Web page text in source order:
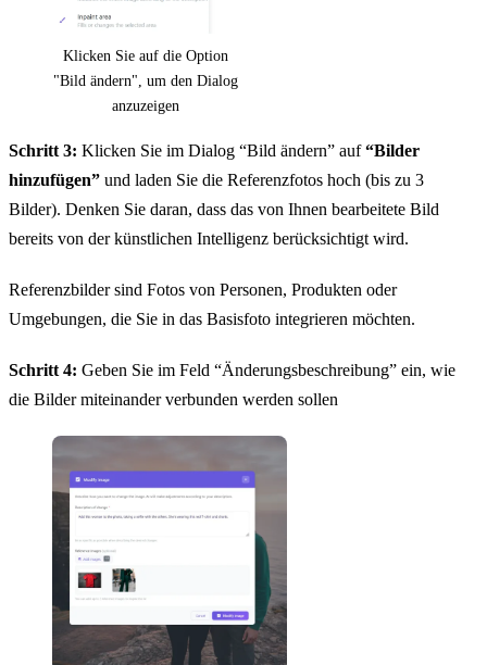
Klicken Sie auf die Option
"Bild ändern", um den Dialog
anzuzeigen
Schritt 3: Klicken Sie im Dialog “Bild ändern” auf“Bilder
hinzufügen” und laden Sie die Referenzfotos hoch (bis zu 3
Bilder). Denken Sie daran, dass das von Ihnen bearbeitete Bild
bereits von der künstlichen Intelligenz berücksichtigt wird.
Referenzbilder sind Fotos von Personen, Produkten oder
Umgebungen, die Sie in das Basisfoto integrieren möchten.
Schritt 4: Geben Sie im Feld “Änderungsbeschreibung” ein, wie
die Bilder miteinander verbunden werden sollen